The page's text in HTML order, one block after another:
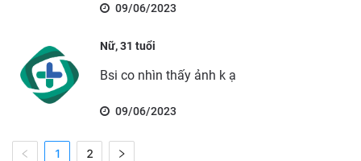
09/06/2023
Nữ, 31 tuổi
Bsi co nhìn thấy ảnh k ạ
09/06/2023
1 2